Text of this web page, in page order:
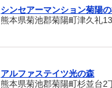
シンセアーマンション菊陽
熊本県菊池郡菊陽町津久礼
アルファステイツ光の森
熊本県菊池郡菊陽町杉並台2